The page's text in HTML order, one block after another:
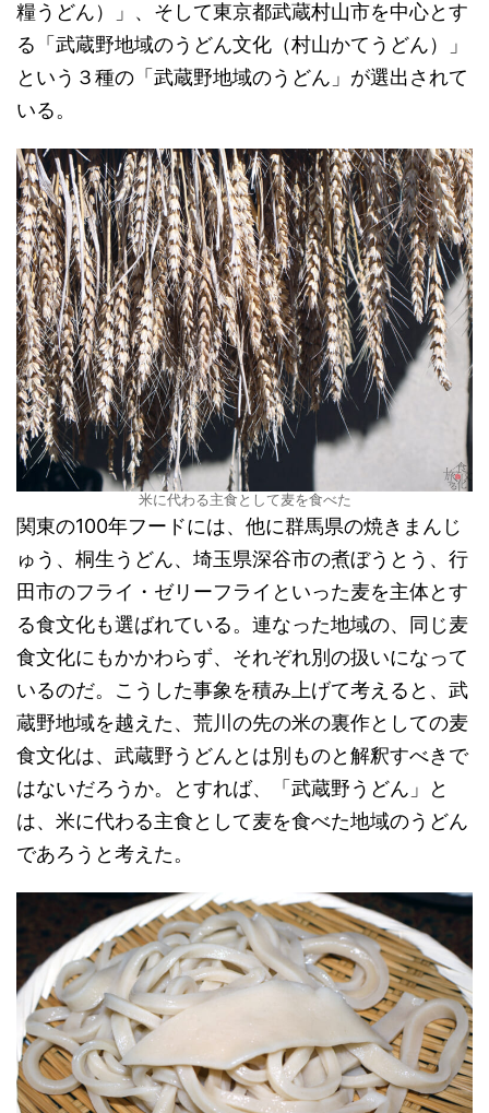
糧うどん）」、そして東京都武蔵村山市を中心とす
る「武蔵野地域のうどん文化（村山かてうどん）」
という３種の「武蔵野地域のうどん」が選出されて
いる。
米に代わる主食として麦を食べた
関東の100年フードには、他に群馬県の焼きまんじ
ゅう、桐生うどん、埼玉県深谷市の煮ぼうとう、行
田市のフライ・ゼリーフライといった麦を主体とす
る食文化も選ばれている。連なった地域の、同じ麦
食文化にもかかわらず、それぞれ別の扱いになって
いるのだ。こうした事象を積み上げて考えると、武
蔵野地域を越えた、荒川の先の米の裏作としての麦
食文化は、武蔵野うどんとは別ものと解釈すべきで
はないだろうか。とすれば、「武蔵野うどん」と
は、米に代わる主食として麦を食べた地域のうどん
であろうと考えた。